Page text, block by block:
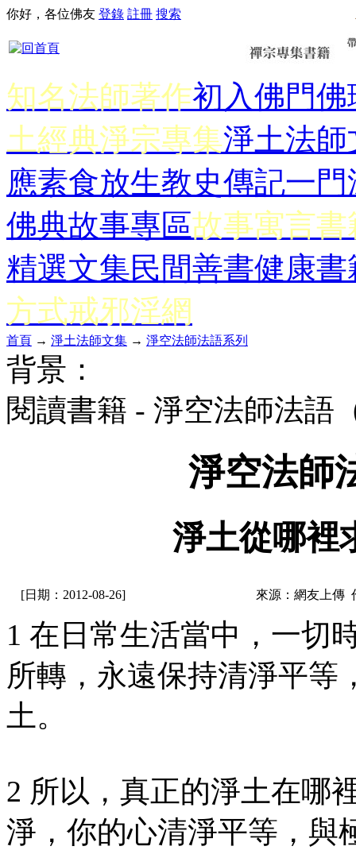
你好，各位佛友 登錄 註冊 搜索
知名法師著作初入佛門佛
土經典淨宗專集淨土法師
應素食放生教史傳記一門
佛典故事專區故事寓言書
精選文集民間善書健康書
方式戒邪淫網
首頁 → 淨土法師文集 → 淨空法師法語系列
背景：
閱讀書籍 - 淨空法師法語
淨空法師
淨土從哪裡
[日期：2012-08-26] 來源：網友上傳
1 在日常生活當中，一切
所轉，永遠保持清淨平等
土。
2 所以，真正的淨土在哪
淨，你的心清淨平等，與